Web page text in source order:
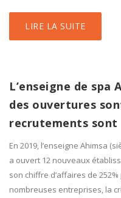
LIRE LA SUITE
L’enseigne de spa
des ouvertures
recrutements sont
En 2019, l’enseigne Ahimsa
a ouvert 12 nouveaux
son chiffre d’affaires de
nombreuses entreprises, la